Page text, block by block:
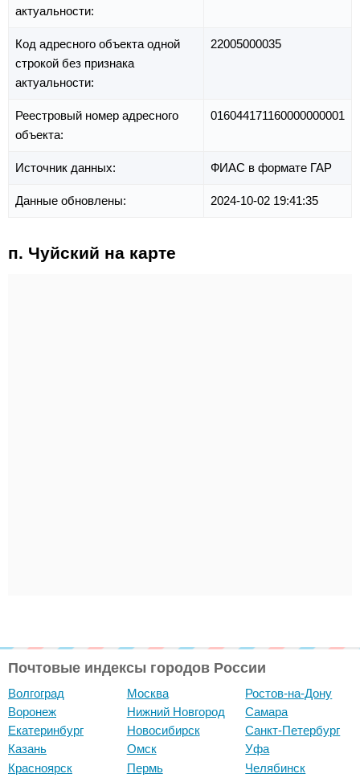
актуальности:
Код адресного объекта одной
строкой без признака
актуальности:
22005000035
Реестровый номер адресного
объекта:
016044171160000000001
Источник данных: ФИАС в формате ГАР
Данные обновлены: 2024-10-02 19:41:35
п. Чуйский на карте
Почтовые индексы городов России
Волгоград
Воронеж
Екатеринбург
Казань
Красноярск
Москва
Нижний Новгород
Новосибирск
Омск
Пермь
Ростов-на-Дону
Самара
Санкт-Петербург
Уфа
Челябинск